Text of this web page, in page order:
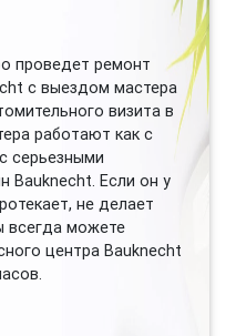
проведет ремонт
с выездом мастера
визита в
работают как с
серьезными
Bauknecht. Если он у
не делает
всегда можете
центра Bauknecht